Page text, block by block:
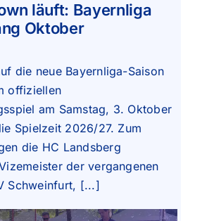
läuft: Bayernliga
Oktober
die neue Bayernliga-Saison
offiziellen
am Samstag, 3. Oktober
Spielzeit 2026/27. Zum
die HC Landsberg
der vergangenen
Schweinfurt, [...]